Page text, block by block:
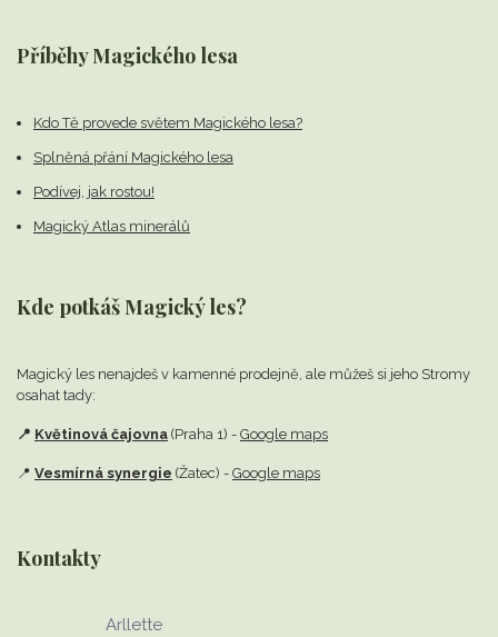
Příběhy Magického lesa
Kdo Tě provede světem Magického lesa?
Splněná přání Magického lesa
Podívej, jak rostou!
Magický Atlas minerálů
Kde potkáš Magický les?
Magický les nenajdeš v kamenné prodejně, ale můžeš si jeho Stromy
osahat tady:
📍 Květinová čajovna (Praha 1) - Google maps
📍 Vesmírná synergie (Žatec) - Google maps
Kontakty
Arllette